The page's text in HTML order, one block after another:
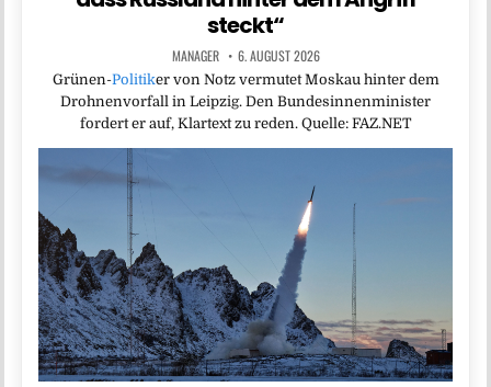
steckt“
MANAGER 6. AUGUST 2026
Grünen-Politiker von Notz vermutet Moskau hinter dem
Drohnenvorfall in Leipzig. Den Bundesinnenminister
fordert er auf, Klartext zu reden. Quelle: FAZ.NET